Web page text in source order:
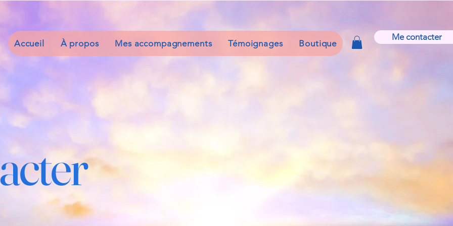
Accueil À propos Mes accompagnements Témoignages Boutique
Me contacter